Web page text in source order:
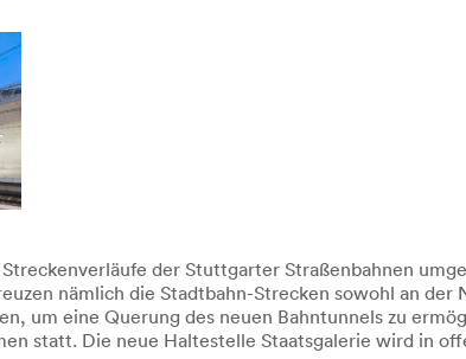
der Stuttgarter Straßenbahnen
nämlich die Stadtbahn-Strecken sowohl an
um eine Querung des neuen Bahntunnels zu
statt. Die neue Haltestelle Staatsgalerie wird in